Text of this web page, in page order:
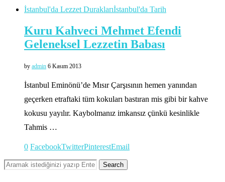
İstanbul'da Lezzet Duraklarıİstanbul'da Tarih
Kuru Kahveci Mehmet Efendi
Geleneksel Lezzetin Babası
by admin 6 Kasım 2013
İstanbul Eminönü’de Mısır Çarşısının hemen yanından
geçerken etraftaki tüm kokuları bastıran mis gibi bir kahve
kokusu yayılır. Kaybolmanız imkansız çünkü kesinlikle
Tahmis …
0 FacebookTwitterPinterestEmail